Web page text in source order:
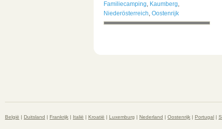
Familiecamping, Kaumberg,
Niederösterreich, Oostenrijk
België | Duitsland | Frankrijk | Italië | Kroatië | Luxemburg | Nederland | Oostenrijk | Portugal |